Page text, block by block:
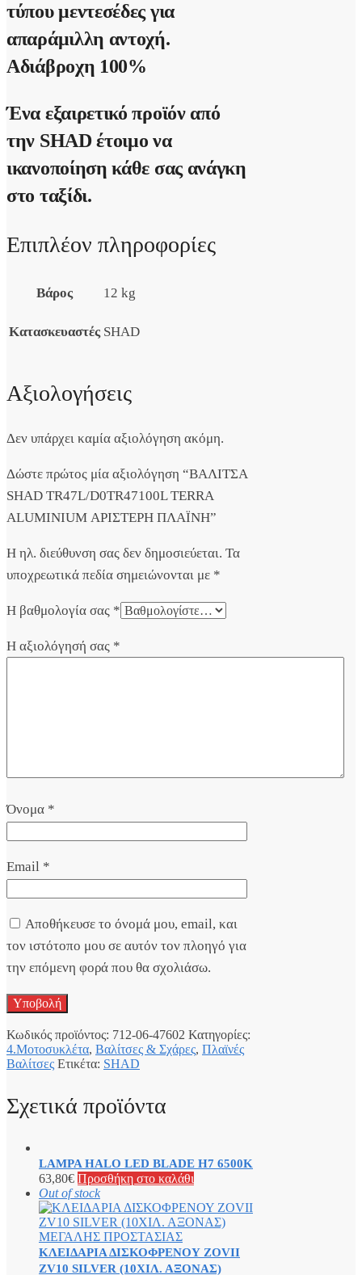
τύπου μεντεσέδες για
απαράμιλλη αντοχή.
Αδιάβροχη 100%
Ένα εξαιρετικό προϊόν από
την SHADέτοιμο να
ικανοποίηση κάθε σας ανάγκη
στο ταξίδι.
Επιπλέον πληροφορίες
Βάρος 12 kg
Κατασκευαστές SHAD
Αξιολογήσεις
Δεν υπάρχει καμία αξιολόγηση ακόμη.
Δώστε πρώτος μία αξιολόγηση “ΒΑΛΙΤΣΑ
SHAD TR47L/D0TR47100L TERRA
ALUMINIUM ΑΡΙΣΤΕΡΗ ΠΛΑΪΝΗ”
Η ηλ. διεύθυνση σας δεν δημοσιεύεται. Τα
υποχρεωτικά πεδία σημειώνονται με *
Η βαθμολογία σας *
Η αξιολόγησή σας *
Όνομα *
Email *
Αποθήκευσε το όνομά μου, email, και
τον ιστότοπο μου σε αυτόν τον πλοηγό για
την επόμενη φορά που θα σχολιάσω.
Κωδικός προϊόντος: 712-06-47602 Κατηγορίες:
4.Μοτοσυκλέτα, Βαλίτσες & Σχάρες, Πλαϊνές
Βαλίτσες Ετικέτα: SHAD
Σχετικά προϊόντα
LAMPA HALO LED BLADE H7 6500K
63,80€ Προσθήκη στο καλάθι
Out of stock
ΚΛΕΙΔΑΡΙΑ ΔΙΣΚΟΦΡΕΝΟΥ ZOVII
ZV10 SILVER (10ΧΙΛ. ΑΞΟΝΑΣ)